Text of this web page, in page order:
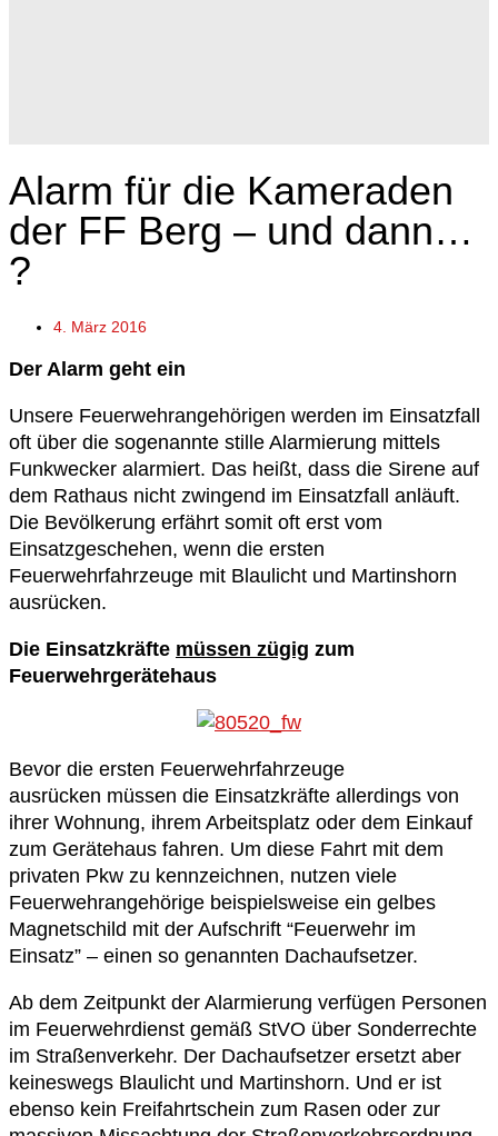
Alarm für die Kameraden
der FF Berg – und dann…
?
4. März 2016
Der Alarm geht ein
Unsere Feuerwehrangehörigen werden im Einsatzfall
oft über die sogenannte stille Alarmierung mittels
Funkwecker alarmiert. Das heißt, dass die Sirene auf
dem Rathaus nicht zwingend im Einsatzfall anläuft.
Die Bevölkerung erfährt somit oft erst vom
Einsatzgeschehen, wenn die ersten
Feuerwehrfahrzeuge mit Blaulicht und Martinshorn
ausrücken.
Die Einsatzkräfte müssen zügig zum
Feuerwehrgerätehaus
Bevor die ersten Feuerwehrfahrzeuge
ausrücken müssen die Einsatzkräfte allerdings von
ihrer Wohnung, ihrem Arbeitsplatz oder dem Einkauf
zum Gerätehaus fahren. Um diese Fahrt mit dem
privaten Pkw zu kennzeichnen, nutzen viele
Feuerwehrangehörige beispielsweise ein gelbes
Magnetschild mit der Aufschrift “Feuerwehr im
Einsatz” – einen so genannten Dachaufsetzer.
Ab dem Zeitpunkt der Alarmierung verfügen Personen
im Feuerwehrdienst gemäß StVO über Sonderrechte
im Straßenverkehr. Der Dachaufsetzer ersetzt aber
keineswegs Blaulicht und Martinshorn. Und er ist
ebenso kein Freifahrtschein zum Rasen oder zur